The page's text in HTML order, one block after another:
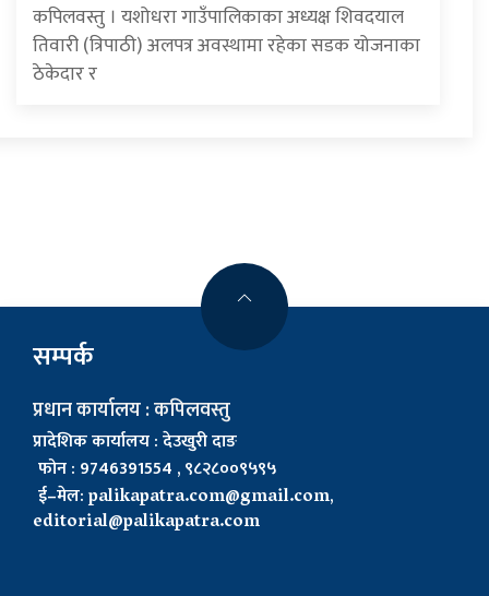
कपिलवस्तु । यशोधरा गाउँपालिकाका अध्यक्ष शिवदयाल
तिवारी (त्रिपाठी) अलपत्र अवस्थामा रहेका सडक योजनाका
ठेकेदार र
सम्पर्क
प्रधान कार्यालय : कपिलवस्तु
प्रादेशिक कार्यालय : देउखुरी दाङ
फोन : 9746391554 , ९८२८००९५९५
ई–मेल:palikapatra.com@gmail.com,
editorial@palikapatra.com